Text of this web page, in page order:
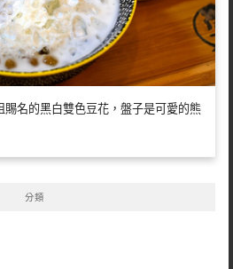
賜名的黑白雙色豆花，盤子是可愛的熊
分類